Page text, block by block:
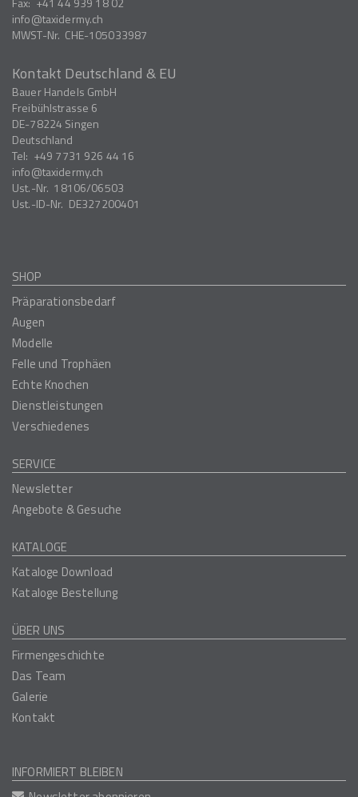
info
taxidermy.ch
MWST-Nr. CHE-105033987
Kontakt Deutschland & EU
Bauer Handels GmbH
Freibühlstrasse 6
DE-78224 Singen
Deutschland
Tel: +49 7731 926 44 16
info
taxidermy.ch
Ust.-Nr. 18106/06503
Ust.-ID-Nr. DE327200401
SHOP
Präparationsbedarf
Augen
Modelle
Felle und Trophäen
Echte Knochen
Dienstleistungen
Verschiedenes
SERVICE
Newsletter
Angebote & Gesuche
KATALOGE
Kataloge Download
Kataloge Bestellung
ÜBER UNS
Firmengeschichte
Das Team
Galerie
Kontakt
INFORMIERT BLEIBEN